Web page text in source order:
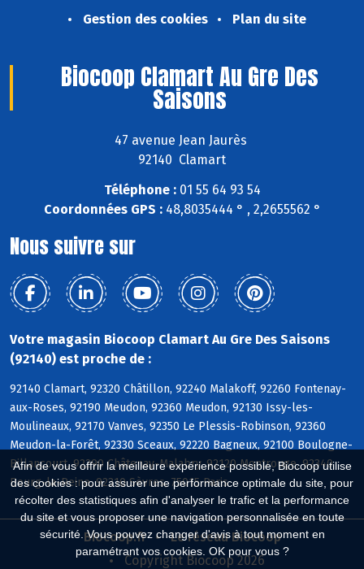
Afin de vous offrir la meilleure expérience possible, Biocoop utilise
des cookies : pour assurer une performance optimale du site, pour
récolter des statistiques afin d'analyser le trafic et la performance
du site et vous proposer une navigation personnalisée en toute
sécurité. Vous pouvez changer d'avis à tout moment en
paramétrant vos cookies. OK pour vous ?
Gestion des cookies
Plan du site
Biocoop Clamart Au Gre Des
Saisons
47 avenue Jean Jaurès
92140 Clamart
Téléphone :01 55 64 93 54
Coordonnées GPS :48,8035444 ° , 2,2655562 °
Nous suivre sur
Votre magasin Biocoop Clamart Au Gre Des Saisons
(92140) est proche de :
92140 Clamart, 92320 Châtillon, 92240 Malakoff, 92260 Fontenay-
aux-Roses, 92190 Meudon, 92360 Meudon, 92130 Issy-les-
Moulineaux, 92170 Vanves, 92350 Le Plessis-Robinson, 92360
Meudon-la-Forêt, 92330 Sceaux, 92220 Bagneux, 92100 Boulogne-
Billancourt, 92290 Châtenay-Malabry, 92120 Montrouge, 92340
Bourg-la-Reine, 92310 Sèvres, 75015 Paris
Biocoop.fr
Le réseau Biocoop
Copyright Biocoop 2026